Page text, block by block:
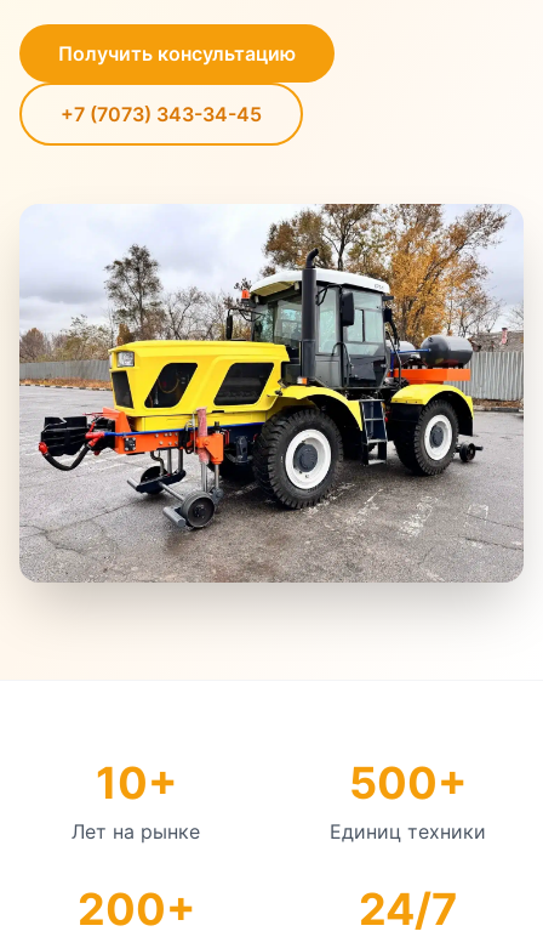
Получить консультацию
+7 (7073) 343-34-45
10+
Лет на рынке
500+
Единиц техники
200+ 24/7